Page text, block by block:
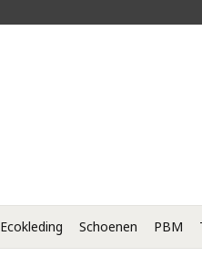
Ecokleding Schoenen PBM